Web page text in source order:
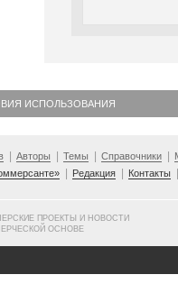
ИСПОЛЬЗОВАНИЯ
Авторы Темы Справочники
Редакция Контакты
ПРОЕКТЫ И НОВОСТИ
ОСНОВЕ